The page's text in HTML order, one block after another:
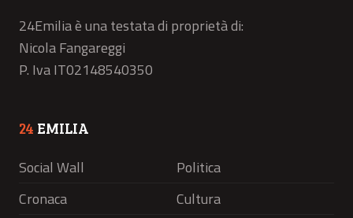
24Emilia è una testata di proprietà di:
Nicola Fangareggi
P. Iva IT02148540350
24 EMILIA
Social Wall
Politica
Cronaca
Cultura